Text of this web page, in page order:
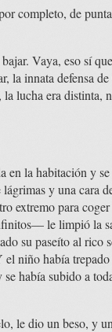
completo, de
Vaya, eso sí
la innata defensa
lucha era
en la habitación y
y una cara
extremo para
le limpió la
su paseíto al rico
niño había
había subido a
le dio un beso, y